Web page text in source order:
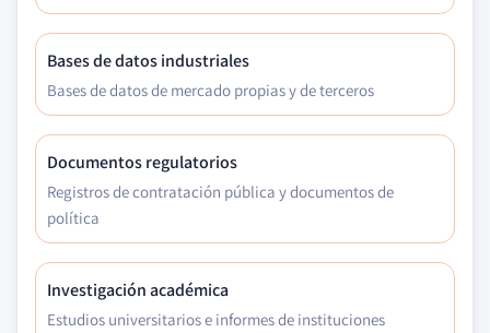
Bases de datos industriales
Bases de datos de mercado propias y de terceros
Documentos regulatorios
Registros de contratación pública y documentos de
política
Investigación académica
Estudios universitarios e informes de instituciones